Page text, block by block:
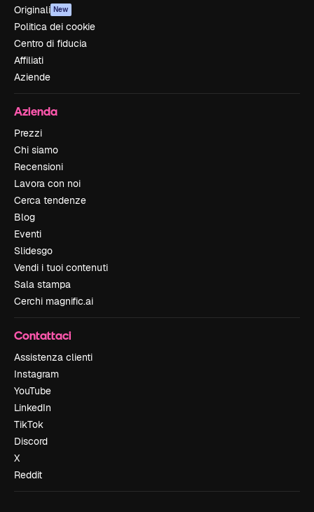
Originali New
Politica dei cookie
Centro di fiducia
Affiliati
Aziende
Azienda
Prezzi
Chi siamo
Recensioni
Lavora con noi
Cerca tendenze
Blog
Eventi
Slidesgo
Vendi i tuoi contenuti
Sala stampa
Cerchi magnific.ai
Contattaci
Assistenza clienti
Instagram
YouTube
LinkedIn
TikTok
Discord
X
Reddit